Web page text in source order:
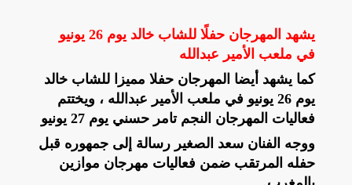
يشهد المهرجان حفلًا للشاب خالد يوم 26 يونيو
في ملعب الأمير عبدالله
كما يشهد أيضا المهرجان حفلا مميزا للشاب خالد
يوم 26 يونيو في ملعب الأمير عبدالله ، ويختتم
فعاليات المهرجان النجم تامر حسني يوم 27 يونيو
ووجه الفنان سعد الصغير رسالة إلى جمهوره قبل
حفله المرتقب ضمن فعاليات مهرجان موازين